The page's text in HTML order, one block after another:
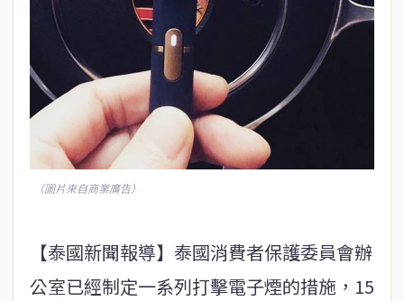
（圖片來自商業廣告）
【泰國新聞報導】泰國消費者保護委員會辦
公室已經制定一系列打擊電子煙的措施，15